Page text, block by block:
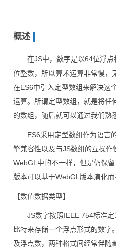
概述
在JS中，数字是以64位浮点
位整数，所以算术运算非常慢，
在ES6中引入定型数组来解决这
运算。所谓定型数组，就是将任
的数组，随后就可以通过我们熟
ES6采用定型数组作为语言的
擎兼容性以及与JS数组的互操
WebGL中的不一样，但是仍保
版本可以基于WebGL版本演化
【数值数据类型】
JS数字按照IEEE 754标准定
比特来存储一个浮点形式的数
及浮点数，两种格式间经常伴随